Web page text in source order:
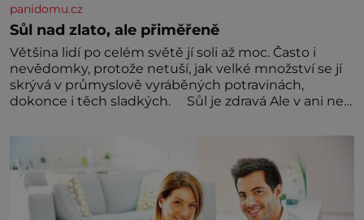
panidomu.cz
Sůl nad zlato, ale přiměřeně
Většina lidí po celém světě jí soli až moc. Často i
nevědomky, protože netuší, jak velké množství se jí
skrývá v průmyslově vyráběných potravinách,
dokonce i těch sladkých. Sůl je zdravá Ale v ani ne
běžné. Její základní složky– sodík a chlór – jsou